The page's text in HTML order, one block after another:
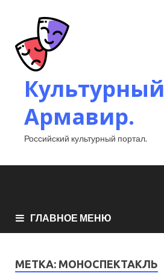
Культурный
Армавир.
Российский культурный портал.
ГЛАВНОЕ МЕНЮ
МЕТКА: МОНОСПЕКТАКЛЬ